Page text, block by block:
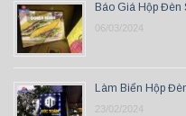
Báo Giá Hộp Đèn
06/03/2024
Làm Biển Hộp
23/02/2024